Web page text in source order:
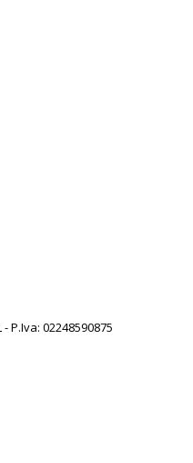
P.Iva: 02248590875